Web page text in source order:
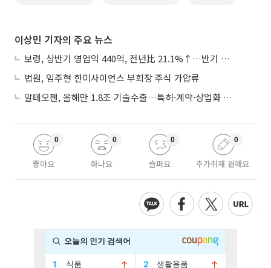
이상민 기자의 주요 뉴스
보령, 상반기 영업익 440억, 전년比 21.1%↑…반기 역대 최대
법원, 임주현 한미사이언스 부회장 주식 가압류
알테오젠, 올해만 1.8조 기술수출…특허·계약·상업화 ‘삼박자’
좋아요
0
화나요
0
슬퍼요
0
추가취재 원해요
0